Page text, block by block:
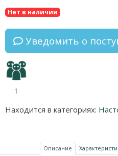
Нет в наличии
Уведомить о
1
Находится в категориях:
Описание